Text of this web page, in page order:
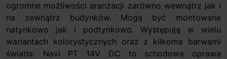
ogromne możliwości aranżacji zarówno wewnątrz jak i
na zewnątrz budynków. Mogą być montowane
natynkowo jak i podtynkowo. Występują w wielu
wariantach kolorystycznych oraz z kilkoma barwami
światła. Navi PT 14V DC to schodowa oprawa